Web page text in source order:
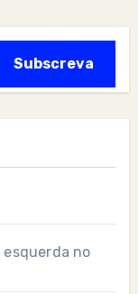
Subscreva
esquerda no